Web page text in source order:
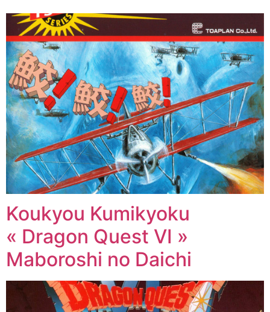
Koukyou Kumikyoku
« Dragon Quest VI »
Maboroshi no Daichi